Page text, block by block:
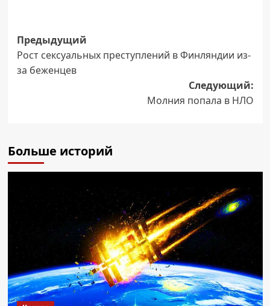
Навигация
записи
Предыдущий
Рост сексуальных преступлений в Финляндии из-
за беженцев
Следующий:
Молния попала в НЛО
Больше историй